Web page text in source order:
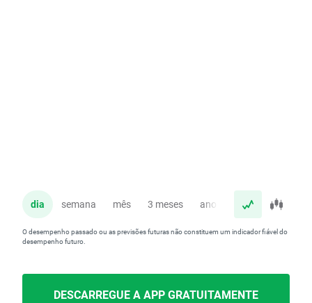
dia semana mês 3 meses ano
O desempenho passado ou as previsões futuras não constituem um indicador fiável do
desempenho futuro.
DESCARREGUE A APP GRATUITAMENTE